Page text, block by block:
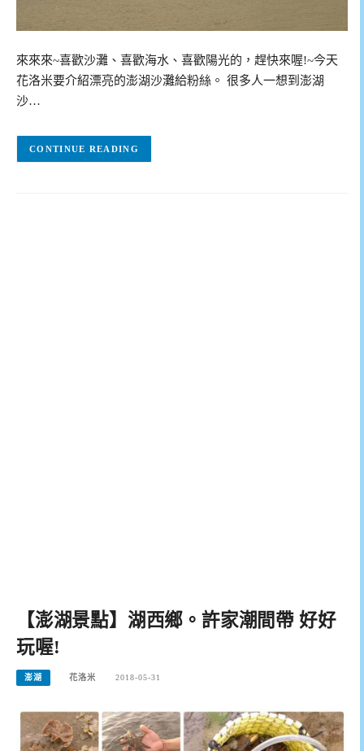
來來來~喜歡沙灘、喜歡海水、喜歡陽光的，趕快來喔!~今天
花洛米要介紹漂亮的澎湖沙灘給粉絲。 很多人一想到澎湖
沙…
CONTINUE READING
【澎湖景點】湖西鄉。許家潮間帶 好好
玩喔!
澎湖 花洛米 2018-05-31